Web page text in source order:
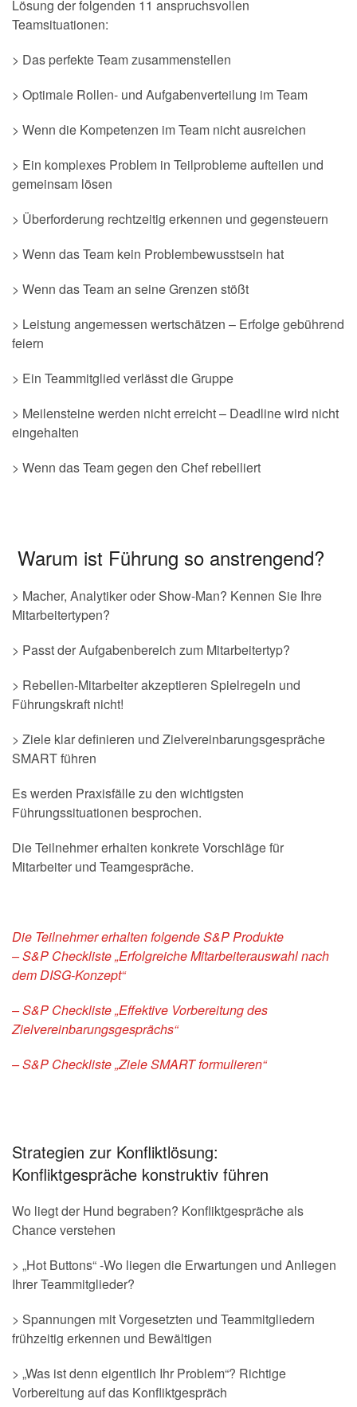
Lösung der folgenden 11 anspruchsvollen
Teamsituationen:
> Das perfekte Team zusammenstellen
> Optimale Rollen- und Aufgabenverteilung im Team
> Wenn die Kompetenzen im Team nicht ausreichen
> Ein komplexes Problem in Teilprobleme aufteilen und
gemeinsam lösen
> Überforderung rechtzeitig erkennen und gegensteuern
> Wenn das Team kein Problembewusstsein hat
> Wenn das Team an seine Grenzen stößt
> Leistung angemessen wertschätzen – Erfolge gebührend
feiern
> Ein Teammitglied verlässt die Gruppe
> Meilensteine werden nicht erreicht – Deadline wird nicht
eingehalten
> Wenn das Team gegen den Chef rebelliert
Warum ist Führung so anstrengend?
> Macher, Analytiker oder Show-Man? Kennen Sie Ihre
Mitarbeitertypen?
> Passt der Aufgabenbereich zum Mitarbeitertyp?
> Rebellen-Mitarbeiter akzeptieren Spielregeln und
Führungskraft nicht!
> Ziele klar definieren und Zielvereinbarungsgespräche
SMART führen
Es werden Praxisfälle zu den wichtigsten
Führungssituationen besprochen.
Die Teilnehmer erhalten konkrete Vorschläge für
Mitarbeiter und Teamgespräche.
Die Teilnehmer erhalten folgende S&P Produkte
– S&P Checkliste „Erfolgreiche Mitarbeiterauswahl nach
dem DISG-Konzept“
– S&P Checkliste „Effektive Vorbereitung des
Zielvereinbarungsgesprächs“
– S&P Checkliste „Ziele SMART formulieren“
Strategien zur Konfliktlösung:
Konfliktgespräche konstruktiv führen
Wo liegt der Hund begraben? Konfliktgespräche als
Chance verstehen
> „Hot Buttons“ -Wo liegen die Erwartungen und Anliegen
Ihrer Teammitglieder?
> Spannungen mit Vorgesetzten und Teammitgliedern
frühzeitig erkennen und Bewältigen
> „Was ist denn eigentlich Ihr Problem“? Richtige
Vorbereitung auf das Konfliktgespräch